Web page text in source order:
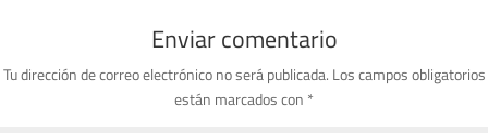
Enviar comentario
Tu dirección de correo electrónico no será publicada. Los campos obligatorios
están marcados con *